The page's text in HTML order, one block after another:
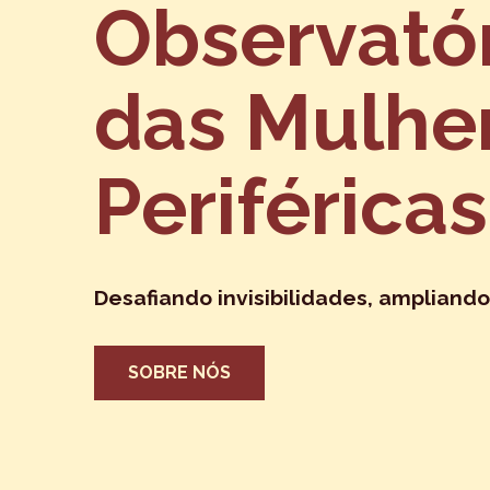
das
Periféricas
Desafiando invisibilidades,
SOBRE NÓS